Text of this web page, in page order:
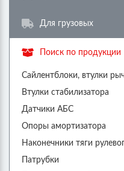
Для грузовых
Поиск по продукции
Сайлентблоки, втулки
Втулки стабилизатора
Датчики АБС
Опоры амортизатора
Наконечники тяги
Патрубки